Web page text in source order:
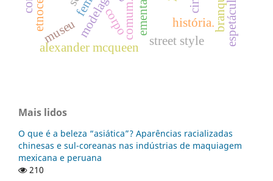
ementas história.
corpo
street style
alexander mcqueen
espetáculo
museu comum.
Mais lidos
O que é a beleza “asiática”? Aparências racializadas
chinesas e sul-coreanas nas indústrias de maquiagem
mexicana e peruana
210